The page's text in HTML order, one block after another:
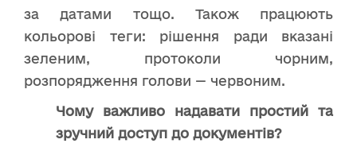
за датами тощо. Також працюють
кольорові теги: рішення ради вказані
зеленим, протоколи чорним,
розпорядження голови — червоним.
Чому важливо надавати простий та
зручний доступ до документів?